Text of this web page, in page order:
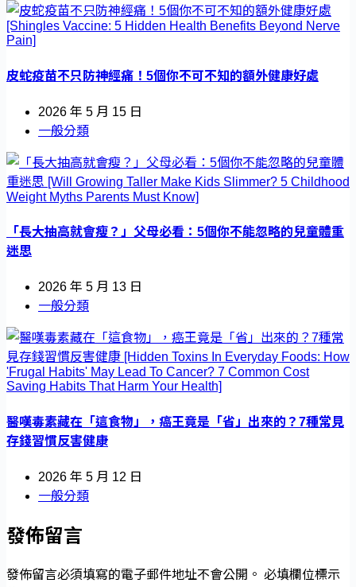
皮蛇疫苗不只防神經痛！5個你不可不知的額外健康好處
2026 年 5 月 15 日
一般分類
「長大抽高就會瘦？」父母必看：5個你不能忽略的兒童體重
迷思
2026 年 5 月 13 日
一般分類
醫嘆毒素藏在「這食物」，癌王竟是「省」出來的？7種常見
存錢習慣反害健康
2026 年 5 月 12 日
一般分類
發佈留言
發佈留言必須填寫的電子郵件地址不會公開。 必填欄位標示